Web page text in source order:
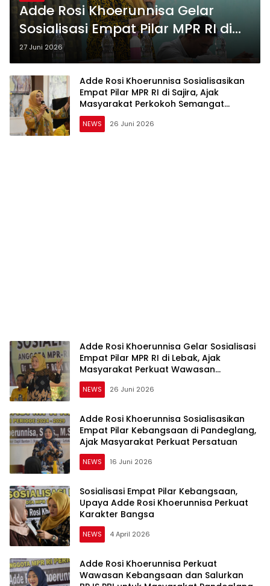
Adde Rosi Khoerunnisa Gelar
Sosialisasi Empat Pilar MPR RI di
Rangkasbitung Timur, Tekankan
Pentingnya Menjaga Persatuan
Bangsa
27 Juni 2026
Adde Rosi Khoerunnisa Sosialisasikan
Empat Pilar MPR RI di Sajira, Ajak
Masyarakat Perkokoh Semangat
Kebangsaan
NEWS 26 Juni 2026
Adde Rosi Khoerunnisa Gelar Sosialisasi
Empat Pilar MPR RI di Lebak, Ajak
Masyarakat Perkuat Wawasan
Kebangsaan
NEWS 26 Juni 2026
Adde Rosi Khoerunnisa Sosialisasikan
Empat Pilar Kebangsaan di Pandeglang,
Ajak Masyarakat Perkuat Persatuan
NEWS 16 Juni 2026
Sosialisasi Empat Pilar Kebangsaan,
Upaya Adde Rosi Khoerunnisa Perkuat
Karakter Bangsa
NEWS 4 April 2026
Adde Rosi Khoerunnisa Perkuat
Wawasan Kebangsaan dan Salurkan